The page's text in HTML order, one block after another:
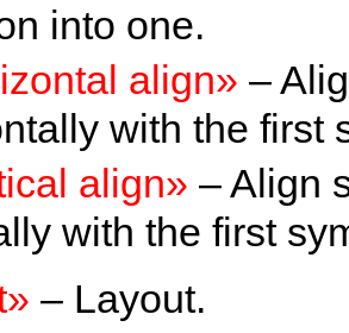
into one.
align» –
with the first
align» – Align
with the first
– Layout.